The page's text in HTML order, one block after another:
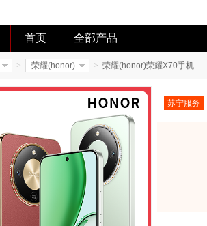
首页 全部产品
> 荣耀(honor) > 荣耀(honor)荣耀X70手机
苏宁服务